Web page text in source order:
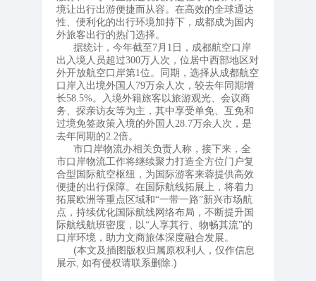
境让出行出游便捷而从容。在高效的全球通达
性、便利化的出行环境加持下，成都成为国内
外旅客出行的热门选择。
据统计，今年截至7月1日，成都航空口岸
出入境人员超过300万人次，位居中西部地区对
外开放航空口岸第1位。同期，选择从成都航空
口岸入出境外国人79万余人次，较去年同期增
长58.5%。入境外籍旅客以旅游观光、会议商
务、探亲访友等为主，其中享受单免、互免和
过境免签政策入境的外国人28.7万余人次，是
去年同期的2.2倍。
市口岸物流办相关负责人称，接下来，全
市口岸物流工作将继续聚力打造全方位门户复
合型国际航空枢纽，为国际游客来蓉提供高效
便捷的出行保障。在国际航线拓展上，将着力
拓展欧洲等重点区域和“一带一路”新兴市场航
点，持续优化国际航线网络布局，不断提升国
际航线航班密度，以“人享其行、物畅其流”的
口岸环境，助力文商旅体深度融合发展。
(本文及插图版权归属原权利人，仅作信息
展示, 如有侵权请联系删除.)